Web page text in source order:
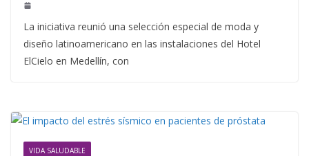
La iniciativa reunió una selección especial de moda y
diseño latinoamericano en las instalaciones del Hotel
ElCielo en Medellín, con
VIDA SALUDABLE